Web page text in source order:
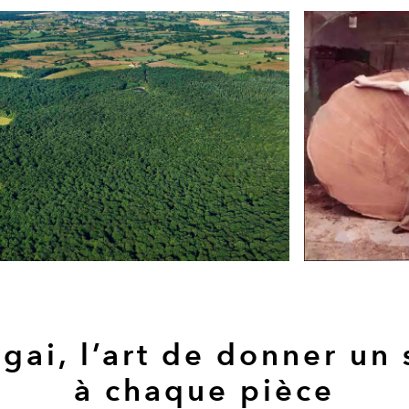
l’art de donner un
à chaque pièce